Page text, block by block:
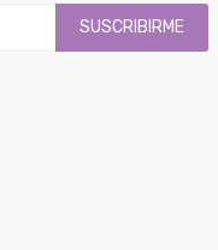
SUSCRIBIRME